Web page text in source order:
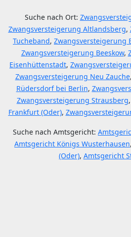
Suche nach Ort:
Zwangsversteigerung Altlandsberg,
Tucheband, Zwangsversteigerung
Zwangsversteigerung Beeskow,
Eisenhüttenstadt,
Zwangsversteigerung Neu Zauche,
Rüdersdorf bei Berlin,
Zwangsversteigerung Strausberg,
Frankfurt (Oder),
Suche nach Amtsgericht:
Amtsgericht Königs Wusterhausen,
(Oder), Amtsgericht